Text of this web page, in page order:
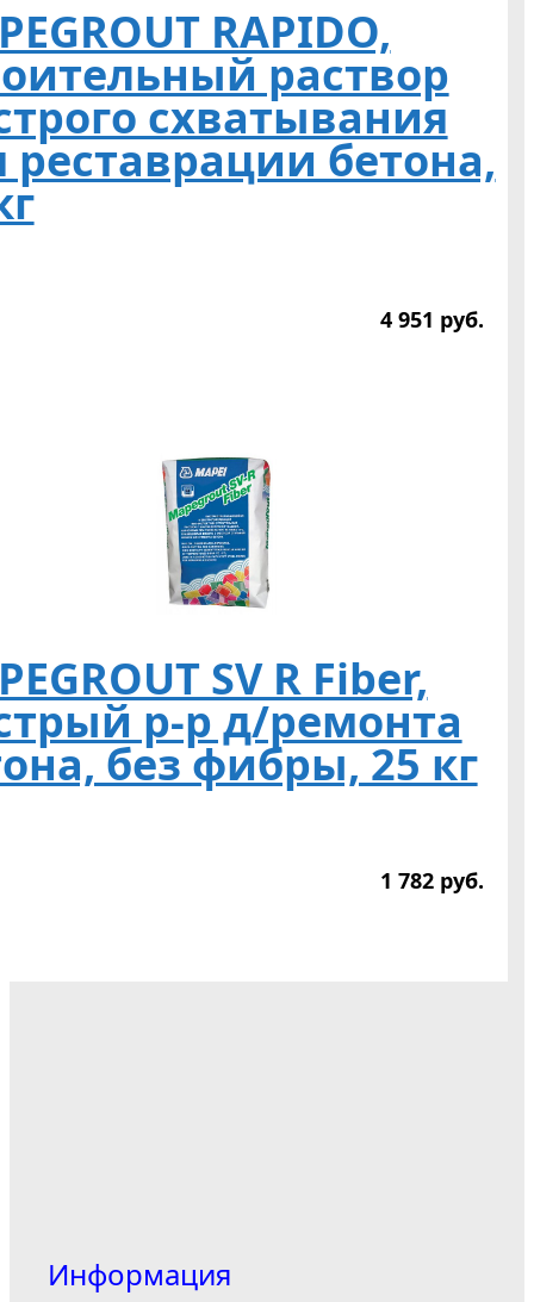
RAPIDO,
раствор
схватывания
реставрации бетона,
4 951 руб.
SV R Fiber,
р-р д/ремонта
без фибры, 25 кг
1 782 руб.
Информация